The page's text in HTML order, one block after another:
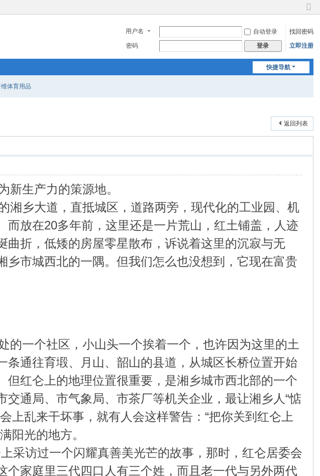
切
到
窄
用户名 自动登录
找回密码
密码
登录 立即注册
快捷导航
体育用品
返回列表
新生产力的策源地。
湘乡大道，直抵城区，道路两旁，现代化的工业园、机
放在20多年前，这里还是一片荒山，红土铺盖，人迹
折，低矮的房屋零星散布，诉说着这里的沉寂与无
市城西北的一隅。但我们怎么也没想到，它现在富贵
的一个社区，小山头一个挨着一个，也许因为这里的土
通往育塅、月山、韶山的县道，从城区长桥位置开始
红仑上的地理位置很重要，是湘乡城市西北部的一个
通局、市气象局、市茶厂等机关企业，最让湘乡人“惦
上乱来干坏事，就有人会这样警告：“把你关到红仑上
阳光的地方。
采访过一个闪耀真善美光芒的故事，那时，红仑居委会
家庭里三代四口人有三个姓，而且老一代与另外两代